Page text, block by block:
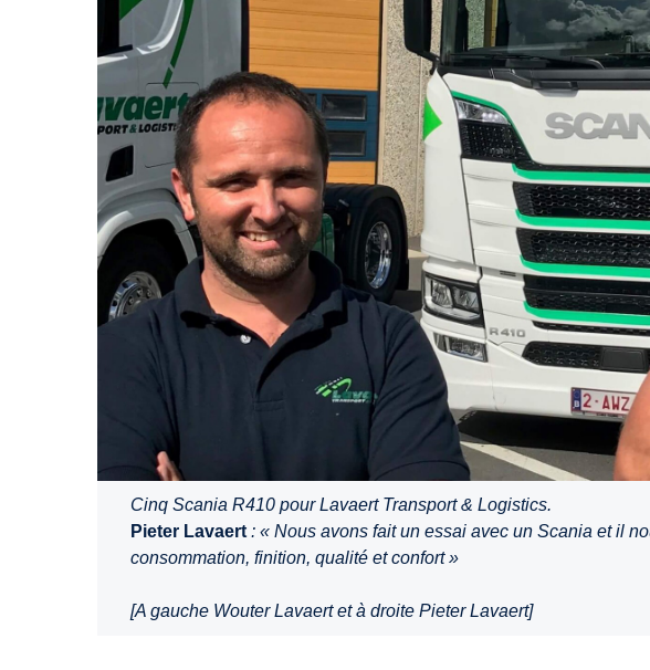
Cinq Scania R410 pour Lavaert Transport & Logistics.
Pieter Lavaert : « Nous avons fait un essai avec un Scania et il
consommation, finition, qualité et confort »
[A gauche Wouter Lavaert et à droite Pieter Lavaert]